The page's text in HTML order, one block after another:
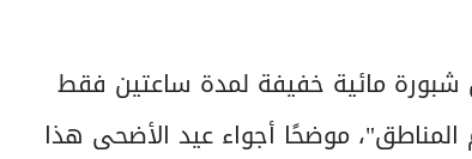
شبورة مائية خفيفة لمدة ساعتين فقط
موضحًا أجواء عيد الأضحى هذا